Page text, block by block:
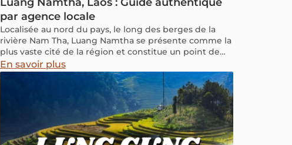
par agence locale
Localisée au nord du pays, le long des berges de la
rivière Nam Tha, Luang Namtha se présente comme la
plus vaste cité de la région et constitue un point de
départ parfait pour ceux en quête d'aventures.
En savoir plus